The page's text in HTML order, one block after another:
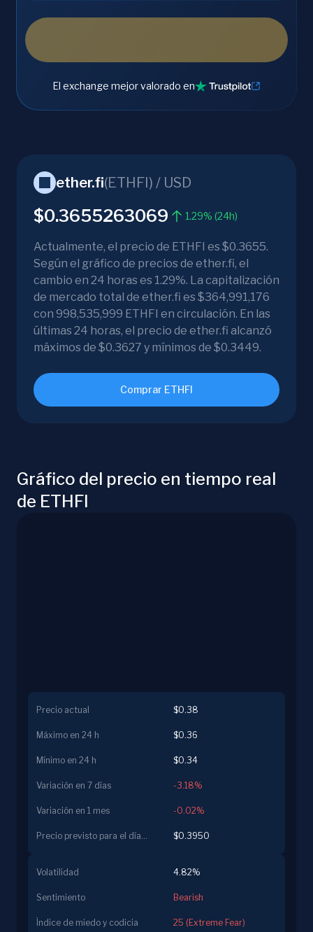
El exchange mejor valorado en
ether.fi(ETHFI) / USD
$0.3655263069 1.29% (24h)
Actualmente, el precio de ETHFI es $0.3655.
Según el gráfico de precios de ether.fi, el
cambio en 24 horas es 1.29%. La capitalización
de mercado total de ether.fi es $364,991,176
con 998,535,999 ETHFI en circulación. En las
últimas 24 horas, el precio de ether.fi alcanzó
máximos de $0.3627 y mínimos de $0.3449.
Comprar ETHFI
Gráfico del precio en tiempo real
de ETHFI
Precio actual $0.38
Máximo en 24 h $0.36
Mínimo en 24 h $0.34
Variación en 7 días -3.18%
Variación en 1 mes -0.02%
Precio previsto para el día siguiente $0.3950
Volatilidad 4.82%
Sentimiento Bearish
Índice de miedo y codicia 25 (Extreme Fear)